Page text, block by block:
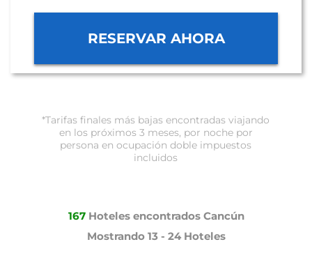
RESERVAR AHORA
*Tarifas finales más bajas encontradas viajando
en los próximos 3 meses, por noche por
persona en ocupación doble impuestos
incluidos
167Hoteles encontrados Cancún
Mostrando 13 - 24Hoteles